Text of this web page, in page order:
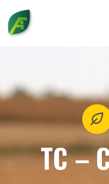
TC –